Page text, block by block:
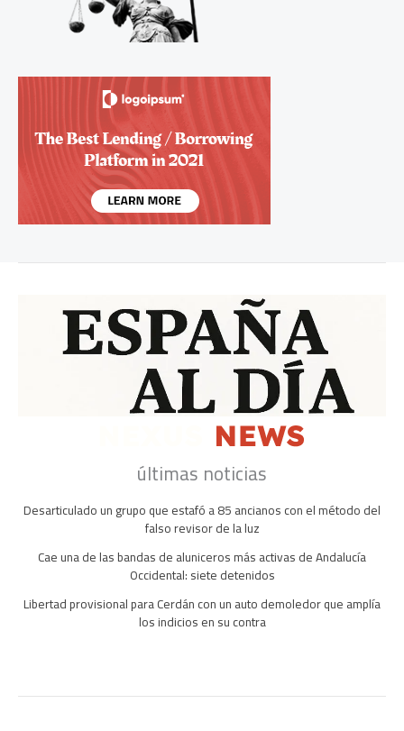
últimas noticias
Desarticulado un grupo que estafó a 85 ancianos con el método del
falso revisor de la luz
Cae una de las bandas de aluniceros más activas de Andalucía
Occidental: siete detenidos
Libertad provisional para Cerdán con un auto demoledor que amplía
los indicios en su contra